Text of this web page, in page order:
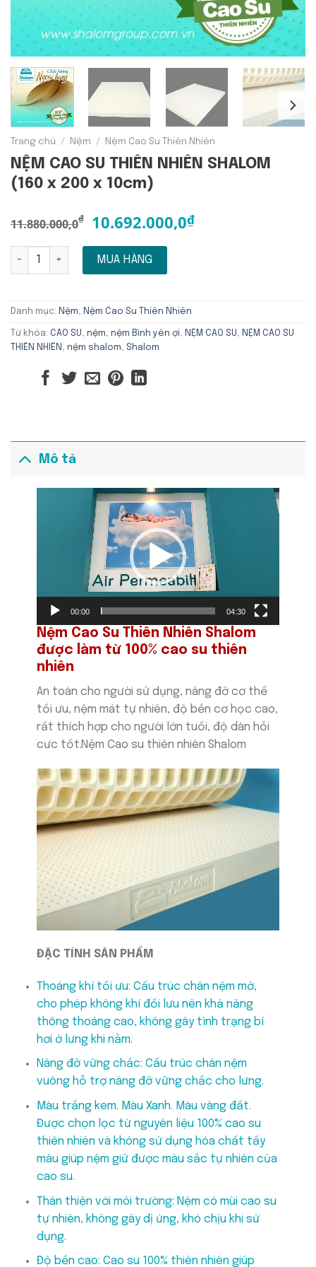
Trang chủ / Nệm / Nệm Cao Su Thiên Nhiên
NỆM CAO SU THIÊN NHIÊN SHALOM
(160 x 200 x 10cm)
11.880.000,0₫ 10.692.000,0₫
NỆM CAO SU THIÊN NHIÊN SHALOM (160 x 200 x 10cm) số
MUA HÀNG
Danh mục: Nệm Nệm Cao Su Thiên Nhiên
Từ khóa: CAO SU nệm nệm Bình yên ợi NỆM CAO SU
NỆM CAO SU
THIÊN NHIÊN
nệm shalom Shalom
Mô tả
00:00 04:30
Nệm Cao Su Thiên Nhiên Shalom
được làm từ 100% cao su thiên
nhiên
An toàn cho người sử dụng, nâng đỡ cơ thể
tối ưu, nệm mát tự nhiên, độ bền cơ học cao,
rất thích hợp cho người lớn tuổi, độ dàn hồi
cưc tốt.Nệm Cao su thiên nhiên Shalom
ĐẶC TÍNH SẢN PHẨM
Thoáng khí tối ưu: Cấu trúc chân nệm mở,
cho phép không khí đối lưu nên khả năng
thông thoáng cao, không gây tình trạng bí
hơi ở lưng khi nằm.
Nâng đỡ vững chắc: Cấu trúc chân nệm
vuông hỗ trợ nâng đỡ vững chắc cho lưng.
Màu trắng kem. Màu Xanh. Màu vàng đất.
Được chọn lọc từ nguyên liệu 100% cao su
thiên nhiên và không sử dụng hóa chất tẩy
màu giúp nệm giữ được màu sắc tự nhiên của
cao su.
Thân thiện với môi trường: Nệm có mùi cao su
tự nhiên, không gây dị ứng, khó chịu khi sử
dụng.
Độ bền cao: Cao su 100% thiên nhiên giúp